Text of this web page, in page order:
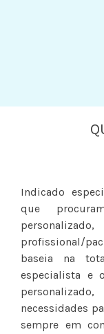
Indicado
que
profissional/
baseia na
especialista e
necessidades
sempre em